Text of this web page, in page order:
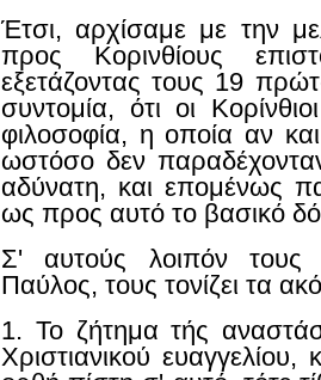
Έτσι, αρχίσαμε με την
προς Κορινθίους
εξετάζοντας τους 19
συντομία, ότι οι
φιλοσοφία, η οποία αν
ωστόσο δεν
αδύνατη, και επομένως
ως προς αυτό το βασικό
Σ' αυτούς λοιπόν τους
Παύλος, τους τονίζει τα
1. Το ζήτημα τής
Χριστιανικού